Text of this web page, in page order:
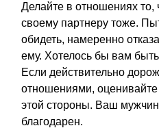
Делайте в отношениях то,
своему партнеру тоже.
обидеть, намеренно
ему. Хотелось бы вам
Если действительно
отношениями,
этой стороны. Ваш
благодарен.